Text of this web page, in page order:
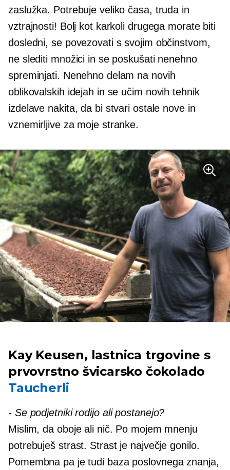
zaslužka. Potrebuje veliko časa, truda in
vztrajnosti! Bolj kot karkoli drugega morate biti
dosledni, se povezovati s svojim občinstvom,
ne slediti množici in se poskušati nenehno
spreminjati. Nenehno delam na novih
oblikovalskih idejah in se učim novih tehnik
izdelave nakita, da bi stvari ostale nove in
vznemirljive za moje stranke.
Kay Keusen, lastnica trgovine s
prvovrstno švicarsko čokolado
Taucherli
-Se podjetniki rodijo ali postanejo?
Mislim, da oboje ali nič. Po mojem mnenju
potrebuješ strast. Strast je največje gonilo.
Pomembna pa je tudi baza poslovnega znanja,